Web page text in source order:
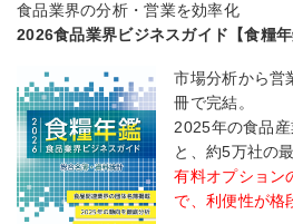
食品業界の分析・営業を効率化
2026食品業界ビジネスガイド【食糧年
市場分析から営
冊で完結。
2025年の食品
と、約5万社の
有料オプション
で、利便性が格